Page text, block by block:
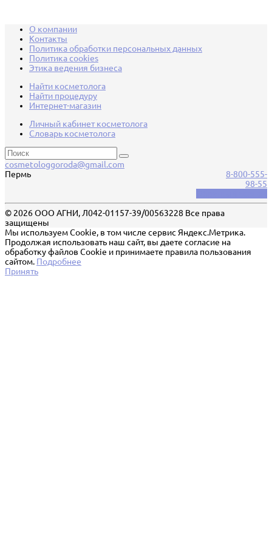
О компании
Контакты
Политика обработки персональных данных
Политика cookies
Этика ведения бизнеса
Найти косметолога
Найти процедуру
Интернет-магазин
Личный кабинет косметолога
Словарь косметолога
cosmetologgoroda@gmail.com
Пермь
8-800-555-
98-55
© 2026 ООО АГНИ, Л042-01157-39/00563228 Все права
защищены
Мы используем Cookie, в том числе сервис Яндекс.Метрика.
Продолжая использовать наш сайт, вы даете согласие на
обработку файлов Cookie и принимаете правила пользования
сайтом. Подробнее
Принять